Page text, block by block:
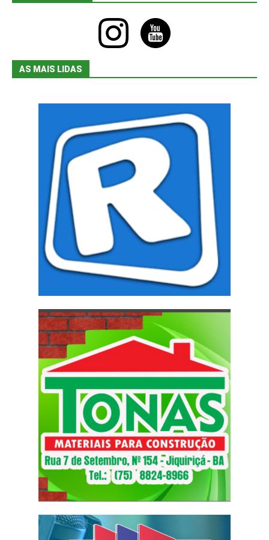
instagram youtube
AS MAIS LIDAS